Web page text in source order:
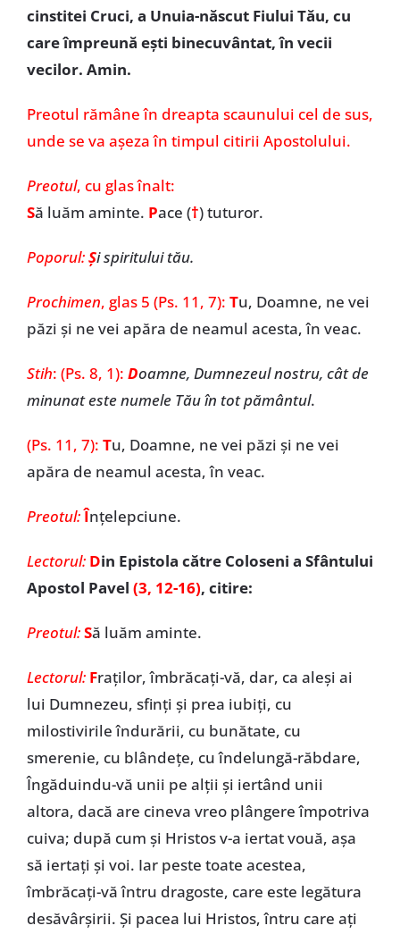
cinstitei Cruci, a Unuia-născut Fiului Tău, cu
care împreună ești binecuvântat, în vecii
vecilor. Amin.
Preotul rămâne în dreapta scaunului cel de sus,
unde se va așeza în timpul citirii Apostolului.
Preotul, cu glas înalt:
Să luăm aminte. Pace (†)tuturor.
Poporul:Şi spiritului tău.
Prochimen, glas 5 (Ps. 11, 7): Tu, Doamne, ne vei
păzi și ne vei apăra de neamul acesta, în veac.
Stih: (Ps. 8, 1): Doamne, Dumnezeul nostru, cât de
minunat este numele Tău în tot pământul.
(Ps. 11, 7): Tu, Doamne, ne vei păzi și ne vei
apăra de neamul acesta, în veac.
Preotul:Înţelepciune.
Lectorul: Din Epistola către Coloseni a Sfântului
Apostol Pavel (3, 12-16), citire:
Preotul:Să luăm aminte.
Lectorul: Fraților, îmbrăcați-vă, dar, ca aleși ai
lui Dumnezeu, sfinți și prea iubiți, cu
milostivirile îndurării, cu bunătate, cu
smerenie, cu blândețe, cu îndelungă-răbdare,
Îngăduindu-vă unii pe alții și iertând unii
altora, dacă are cineva vreo plângere împotriva
cuiva; după cum și Hristos v-a iertat vouă, așa
să iertați și voi. Iar peste toate acestea,
îmbrăcați-vă întru dragoste, care este legătura
desăvârșirii. Și pacea lui Hristos, întru care ați